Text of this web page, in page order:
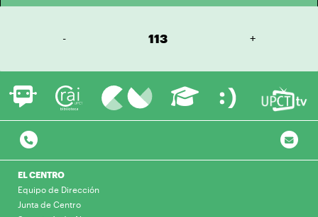
- 113 +
EL CENTRO
Equipo de Dirección
Junta de Centro